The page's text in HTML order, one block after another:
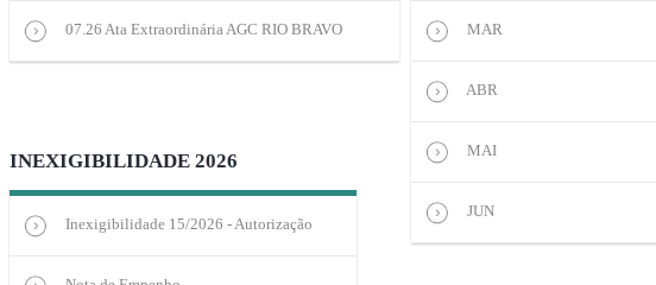
07.26 Ata Extraordinária AGC RIO BRAVO MAR
ABR
MAI
JUN
INEXIGIBILIDADE 2026
Inexigibilidade 15/2026 - Autorização